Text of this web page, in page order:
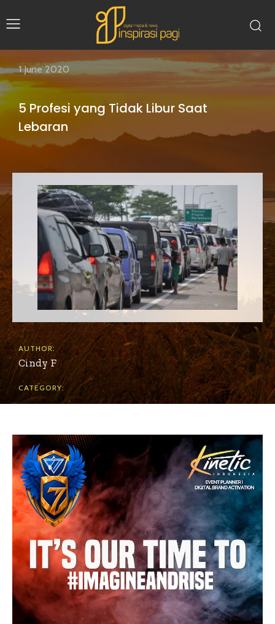
5 Profesi yang Tidak Libur Saat
Lebaran
1 June 2020
AUTHOR:
Cindy F
CATEGORY: